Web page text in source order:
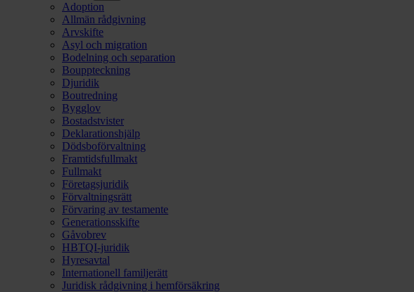
Adoption
Allmän rådgivning
Arvskifte
Asyl och migration
Bodelning och separation
Bouppteckning
Djuridik
Boutredning
Bygglov
Bostadstvister
Deklarationshjälp
Dödsboförvaltning
Framtidsfullmakt
Fullmakt
Företagsjuridik
Förvaltningsrätt
Förvaring av testamente
Generationsskifte
Gåvobrev
HBTQI-juridik
Hyresavtal
Internationell familjerätt
Juridisk rådgivning i hemförsäkring